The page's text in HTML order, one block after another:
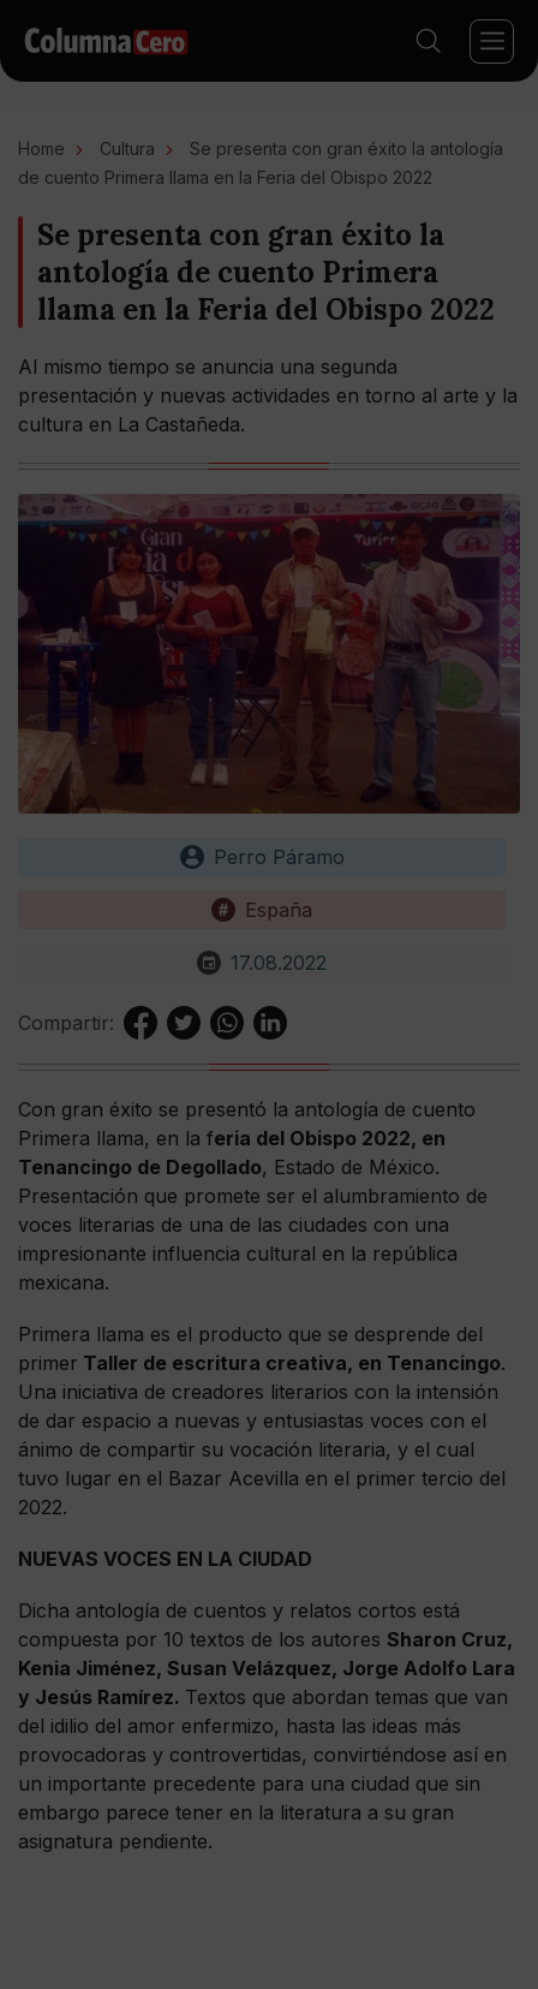
Home Cultura
Se presenta con gran éxito la antología
de cuento Primera llama en la Feria del Obispo 2022
Se presenta con gran éxito la
antología de cuento Primera
llama en la Feria del Obispo 2022
Al mismo tiempo se anuncia una segunda
presentación y nuevas actividades en torno al arte y la
cultura en La Castañeda.
Perro Páramo
España
17.08.2022
Compartir:
Con gran éxito se presentó la antología de cuento
Primera llama, en la feria del Obispo 2022, en
Tenancingo de Degollado, Estado de México.
Presentación que promete ser el alumbramiento de
voces literarias de una de las ciudades con una
impresionante influencia cultural en la república
mexicana.
Primera llama es el producto que se desprende del
primer Taller de escritura creativa, en Tenancingo.
Una iniciativa de creadores literarios con la intensión
de dar espacio a nuevas y entusiastas voces con el
ánimo de compartir su vocación literaria, y el cual
tuvo lugar en el Bazar Acevilla en el primer tercio del
2022.
NUEVAS VOCES EN LA CIUDAD
Dicha antología de cuentos y relatos cortos está
compuesta por 10 textos de los autores Sharon Cruz,
Kenia Jiménez, Susan Velázquez, Jorge Adolfo Lara
y Jesús Ramírez. Textos que abordan temas que van
del idilio del amor enfermizo, hasta las ideas más
provocadoras y controvertidas, convirtiéndose así en
un importante precedente para una ciudad que sin
embargo parece tener en la literatura a su gran
asignatura pendiente.